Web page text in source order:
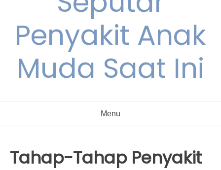
Penyakit Anak
Muda Saat Ini
Menu
Tahap-Tahap Penyakit